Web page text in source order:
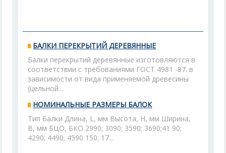
БАЛКИ ПЕРЕКРЫТИЙ ДЕРЕВЯННЫЕ
Балки перекрытий деревянные изготовляются в
соответствии с требованиями ГОСТ 4981 -87. в
зависимости от вида применяемой древесины
(цельной...
НОМИНАЛЬНЫЕ РАЗМЕРЫ БАЛОК
Тип балки Длина, L, мм Высота, Н, мм Ширина,
В, мм БЦО, БКО 2990; 3090; 3590; 3690;41 90;
4290; 4490; 4590 150; 17...